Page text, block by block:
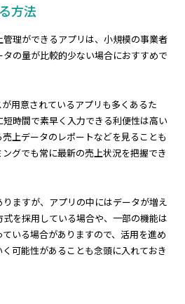
方法
理ができるアプリは、小規模の事業者
の量が比較的少ない場合におすすめで
用意されているアプリも多くあるた
時間で素早く入力できる利便性は高い
上データのレポートなどを見ることも
グでも常に最新の売上状況を把握でき
ますが、アプリの中にはデータが増え
を採用している場合や、一部の機能は
いる場合がありますので、活用を進め
可能性があることも念頭に入れておき